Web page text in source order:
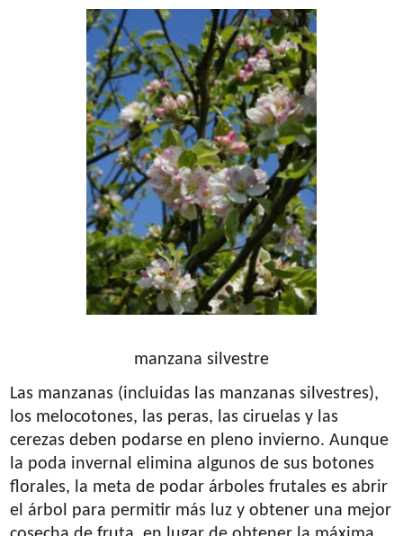
manzana silvestre
Las manzanas (incluidas las manzanas silvestres),
los melocotones, las peras, las ciruelas y las
cerezas deben podarse en pleno invierno. Aunque
la poda invernal elimina algunos de sus botones
florales, la meta de podar árboles frutales es abrir
el árbol para permitir más luz y obtener una mejor